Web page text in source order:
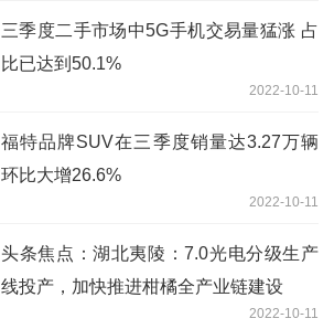
三季度二手市场中5G手机交易量猛涨 占
比已达到50.1%
2022-10-11
福特品牌SUV在三季度销量达3.27万辆
环比大增26.6%
2022-10-11
头条焦点：湖北夷陵：7.0光电分级生产
线投产，加快推进柑橘全产业链建设
2022-10-11